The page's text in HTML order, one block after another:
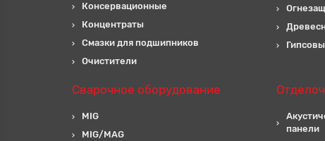
Консервационные
Концентраты
Смазки для подшипников
Очистители
Сварочное оборудование
MIG
MIG/MAG
панели